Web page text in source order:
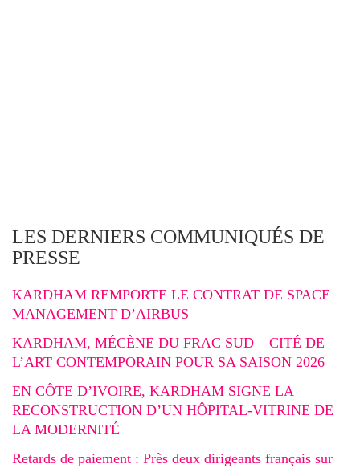
LES DERNIERS COMMUNIQUÉS DE
PRESSE
KARDHAM REMPORTE LE CONTRAT DE SPACE
MANAGEMENT D’AIRBUS
KARDHAM, MÉCÈNE DU FRAC SUD – CITÉ DE
L’ART CONTEMPORAIN POUR SA SAISON 2026
EN CÔTE D’IVOIRE, KARDHAM SIGNE LA
RECONSTRUCTION D’UN HÔPITAL-VITRINE DE
LA MODERNITÉ
Retards de paiement : Près deux dirigeants français sur